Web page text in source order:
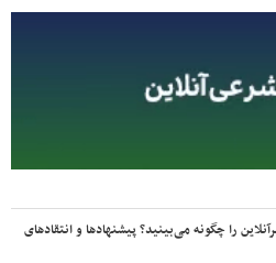
را چگونه می‌بینید؟ پیشنهادها و انتقادهای